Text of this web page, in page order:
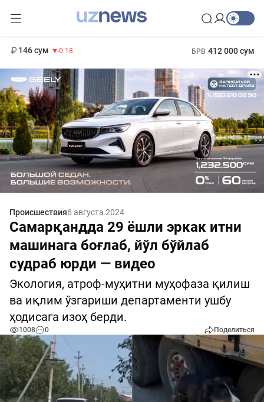
146 сум -0.18 БРВ 412 000 сум
Происшествия6 августа 2024
Самарқандда 29 ёшли эркак итни
машинага боғлаб, йўл бўйлаб
судраб юрди — видео
Экология, атроф-муҳитни муҳофаза қилиш
ва иқлим ўзгариши департаменти ушбу
ҳодисага изоҳ берди.
1008 0 Поделиться